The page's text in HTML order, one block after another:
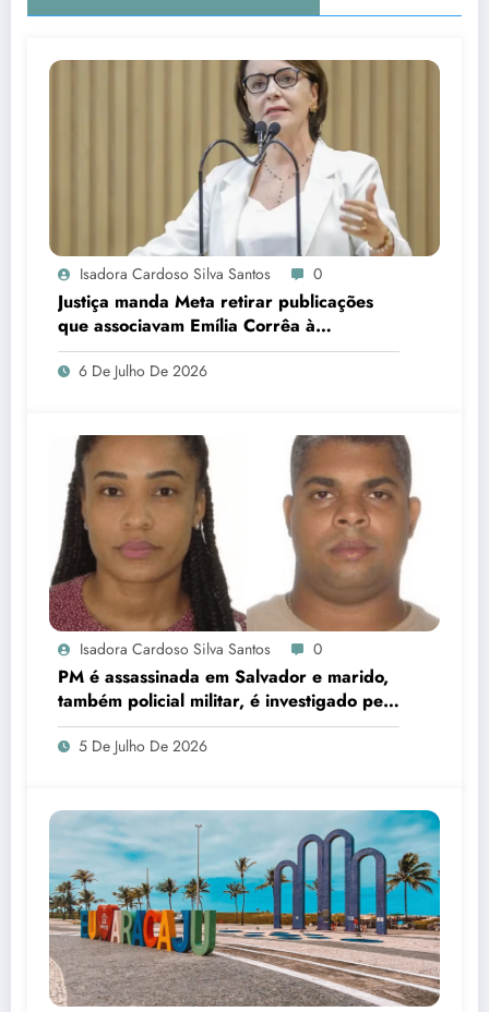
Isadora Cardoso Silva Santos 0
Justiça manda Meta retirar publicações
que associavam Emília Corrêa à
corrupção e identificar responsáveis
6 De Julho De 2026
Isadora Cardoso Silva Santos 0
PM é assassinada em Salvador e marido,
também policial militar, é investigado pelo
crime
5 De Julho De 2026